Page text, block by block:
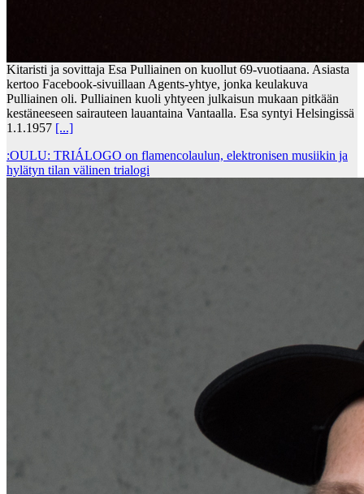
Kitaristi ja sovittaja Esa Pulliainen on kuollut 69-vuotiaana. Asiasta
kertoo Facebook-sivuillaan Agents-yhtye, jonka keulakuva
Pulliainen oli. Pulliainen kuoli yhtyeen julkaisun mukaan pitkään
kestäneeseen sairauteen lauantaina Vantaalla. Esa syntyi Helsingissä
1.1.1957 [...]
:OULU: TRIÁLOGO on flamencolaulun, elektronisen musiikin ja
hylätyn tilan välinen trialogi